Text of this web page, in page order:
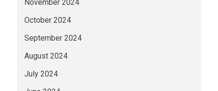
November 2024
October 2024
September 2024
August 2024
July 2024